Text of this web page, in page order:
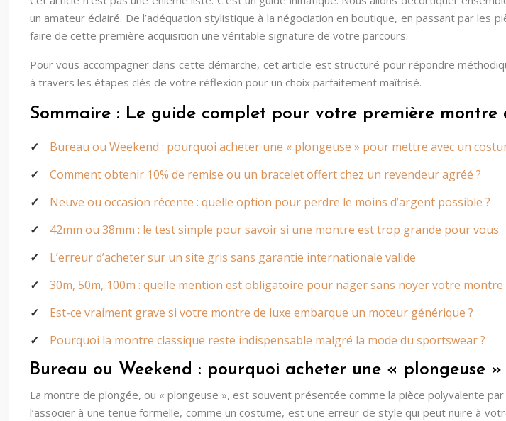
un amateur éclairé. De l’adéquation stylistique à la négociation en boutique, en passant par
faire de cette première acquisition une véritable signature de votre parcours.
Pour vous accompagner dans cette démarche, cet article est structuré pour répondre
à travers les étapes clés de votre réflexion pour un choix parfaitement maîtrisé.
Sommaire : Le guide complet pour votre première
Bureau ou Weekend : pourquoi acheter une « plongeuse » pour mettre avec un
Comment obtenir 10% de remise ou un bracelet offert chez un revendeur agréé ?
Neuve ou occasion récente : quelle option pour perdre le moins d’argent possible ?
42mm ou 38mm : le test simple pour savoir si une montre est trop grande pour vous
L’erreur d’acheter sur un site gris sans garantie internationale valide
30m, 50m, 100m : quelle mention est obligatoire pour nager sans noyer votre montre
Est-ce vraiment grave si votre montre de luxe embarque un moteur générique ?
Pourquoi la montre classique reste indispensable malgré la mode du sportswear ?
Bureau ou Weekend : pourquoi acheter une « plongeuse
La montre de plongée, ou « plongeuse », est souvent présentée comme la pièce polyvalente
l’associer à une tenue formelle, comme un costume, est une erreur de style qui peut nuire à